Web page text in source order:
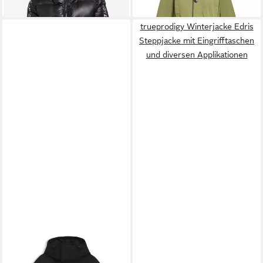
Kapuze
trueprodigy Winterjacke Edris
Steppjacke mit Eingrifftaschen
und diversen Applikationen